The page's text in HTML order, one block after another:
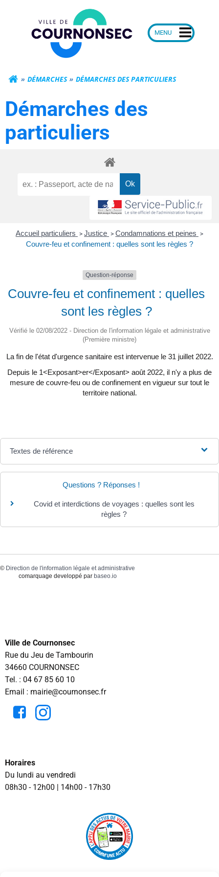
Mairie de
DÉMARCHES DÉMARCHES DES PARTICULIERS
Démarches des
particuliers
Accueil particuliers > Justice > Condamnations et peines >
Couvre-feu et confinement : quelles sont les règles ?
Question-réponse
Couvre-feu et confinement : quelles
sont les règles ?
Vérifié le 02/08/2022 - Direction de l'information légale et administrative
(Première ministre)
La fin de l'état d'urgence sanitaire est intervenue le 31 juillet 2022.
Depuis le 1<Exposant>er</Exposant> août 2022, il n'y a plus de
mesure de couvre-feu ou de confinement en vigueur sur tout le
territoire national.
Textes de référence
Questions ? Réponses !
Covid et interdictions de voyages : quelles sont les
règles ?
© Direction de l'information légale et administrative
comarquage developpé par baseo.io
Ville de Cournonsec
Rue du Jeu de Tambourin
34660 COURNONSEC
Tel. : 04 67 85 60 10
Email : mairie@cournonsec.fr
Horaires
Du lundi au vendredi
08h30 - 12h00 | 14h00 - 17h30